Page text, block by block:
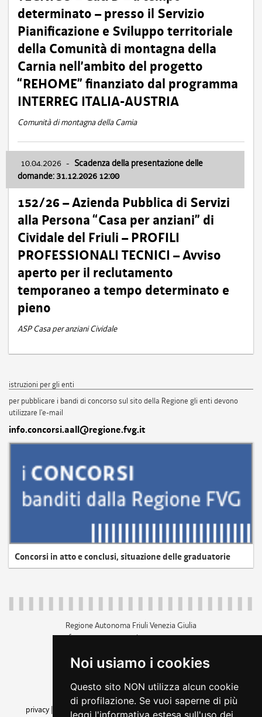
Noi usiamo i cookies
Questo sito NON utilizza alcun cookie
di profilazione. Se vuoi saperne di più
leggi l'informativa estesa sull'uso dei
determinato – presso il Servizio
Pianificazione e Sviluppo territoriale
della Comunità di montagna della
Carnia nell’ambito del progetto
“REHOME” finanziato dal programma
INTERREG ITALIA-AUSTRIA
Comunità di montagna della Carnia
10.04.2026 - Scadenza della presentazione delle
domande: 31.12.2026 12:00
152/26 – Azienda Pubblica di Servizi
alla Persona “Casa per anziani” di
Cividale del Friuli – PROFILI
PROFESSIONALI TECNICI – Avviso
aperto per il reclutamento
temporaneo a tempo determinato e
pieno
ASP Casa per anziani Cividale
istruzioni per gli enti
per pubblicare i bandi di concorso sul sito della Regione gli enti devono
utilizzare l'e-mail
info.concorsi.aall@regione.fvg.it
Concorsi in atto e conclusi, situazione delle graduatorie
Regione Autonoma Friuli Venezia Giulia
c.f. 80014930327; p.iva 00526040324
+39 040 3771111
amministrazione trasparente
privacy
cookie |note legali accessibilità
dichiarazione di